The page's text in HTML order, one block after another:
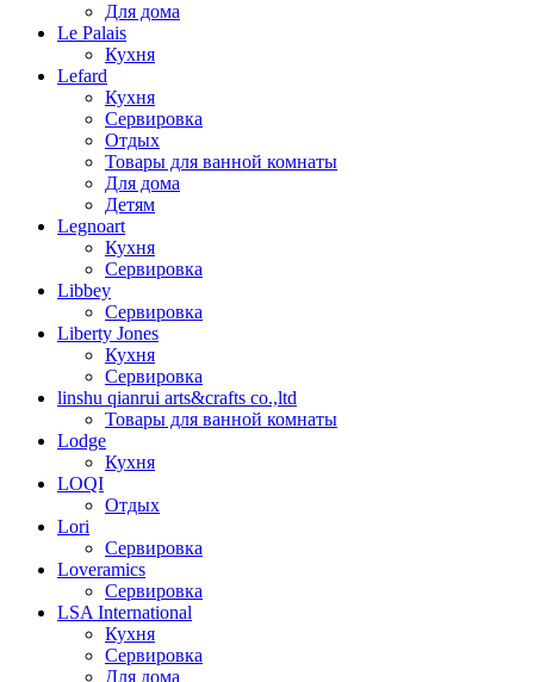
Для дома
Le Palais
Кухня
Lefard
Кухня
Сервировка
Отдых
Товары для ванной комнаты
Для дома
Детям
Legnoart
Кухня
Сервировка
Libbey
Сервировка
Liberty Jones
Кухня
Сервировка
linshu qianrui arts&crafts co.,ltd
Товары для ванной комнаты
Lodge
Кухня
LOQI
Отдых
Lori
Сервировка
Loveramics
Сервировка
LSA International
Кухня
Сервировка
Для дома